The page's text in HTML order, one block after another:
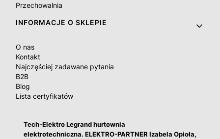
Przechowalnia
INFORMACJE O SKLEPIE
O nas
Kontakt
Najczęściej zadawane pytania
B2B
Blog
Lista certyfikatów
Tech-Elektro Legrand hurtownia
elektrotechniczna. ELEKTRO-PARTNER Izabela Opioła,